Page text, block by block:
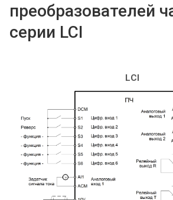
преобразователей
серии LCI
LCI